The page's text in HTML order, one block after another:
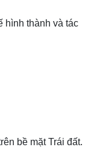
hình thành và tác
bề mặt Trái đất.